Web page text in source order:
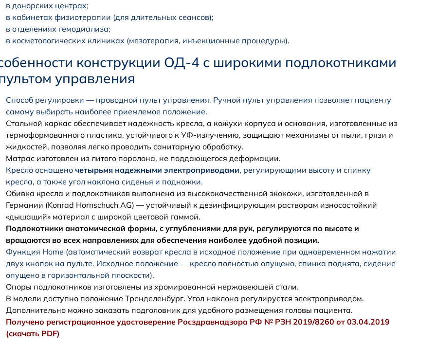
в донорских центрах;
в кабинетах физиотерапии (для длительных сеансов);
в отделениях гемодиализа;
в косметологических клиниках (мезотерапия, инъекционные процедуры).
конструкции ОД-4 с широкими подлокотниками
управления
Способ регулировки — проводной пульт управления. Ручной пульт управления позволяет пациенту
самому выбирать наиболее приемлемое положение.
Стальной каркас обеспечивает надежность кресла, а кожухи корпуса и основания, изготовленные из
термоформованного пластика, устойчивого к УФ-излучению, защищают механизмы от пыли, грязи и
жидкостей, позволяя легко проводить санитарную обработку.
Матрас изготовлен из литого поролона, не поддающегося деформации.
Кресло оснащено четырьмя надежными электроприводами, регулирующими высоту и спинку
кресла, а также угол наклона сиденья и подножки.
Обивка кресла и подлокотников выполнена из высококачественной экокожи, изготовленной в
Германии (Konrad Hornschuch AG) — устойчивый к дезинфицирующим растворам износостойкий
«дышащий» материал с широкой цветовой гаммой.
Подлокотники анатомической формы, с углублениями для рук, регулируются по высоте и
вращаются во всех направлениях для обеспечения наиболее удобной позиции.
Функция Home (автоматический возврат кресла в исходное положение при одновременном нажатии
двух кнопок на пульте. Исходное положение — кресло полностью опущено, спинка поднята, сидение
опущено в горизонтальной плоскости).
Опоры подлокотников изготовлены из хромированной нержавеющей стали.
В модели доступно положение Тренделенбург. Угол наклона регулируется электроприводом.
Дополнительно можно заказать подголовник для удобного размещения головы пациента.
Получено регистрационное удостоверение Росздравнадзора РФ № РЗН 2019/8260 от 03.04.2019
(скачать PDF)